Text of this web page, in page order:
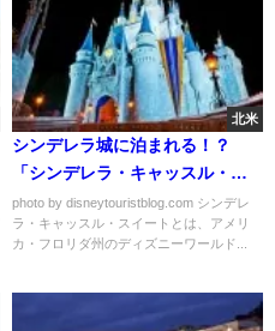
北米
シンデレラ城に泊まれる！？
「シンデレラ・キャッスル・ス
イート」は本当に魔法がかかっ
たような夢の空間
photo by disneytouristblog.com シンデレ
ラ・キャッスル・スイートとは、アメリ
カ・フロリダ州のディズニーワールド...